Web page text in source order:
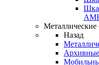
Металлические
Назад